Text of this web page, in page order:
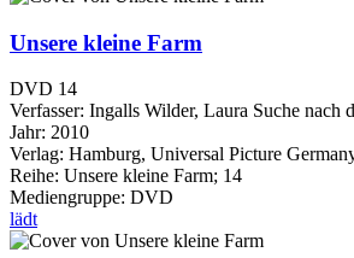
Unsere kleine Farm
DVD 14
Verfasser: Ingalls Wilder, Laura Suche nach
Jahr: 2010
Verlag: Hamburg, Universal Picture
Reihe: Unsere kleine Farm; 14
Mediengruppe: DVD
lädt